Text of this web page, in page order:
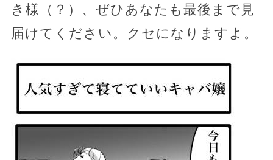
き様（？）、ぜひあなたも最後まで見
届けてください。クセになりますよ。